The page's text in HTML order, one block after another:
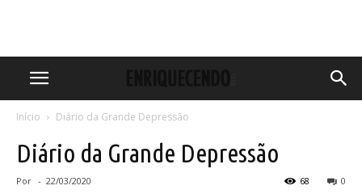
Início Diário da Grande Depressão
Diário da Grande Depressão
Por - 22/03/2020 0
68